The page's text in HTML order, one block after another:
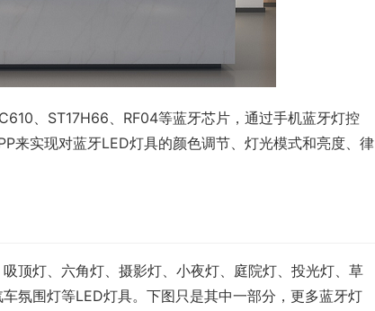
、ST17H66、RF04等蓝牙芯片，通过手机蓝牙灯控
实现对蓝牙LED灯具的颜色调节、灯光模式和亮度、律
顶灯、六角灯、摄影灯、小夜灯、庭院灯、投光灯、草
氛围灯等LED灯具。下图只是其中一部分，更多蓝牙灯